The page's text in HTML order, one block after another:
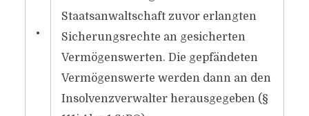
•
Staatsanwaltschaft zuvor erlangten
Sicherungsrechte an gesicherten
Vermögenswerten. Die gepfändeten
Vermögenswerte werden dann an den
Insolvenzverwalter herausgegeben (§